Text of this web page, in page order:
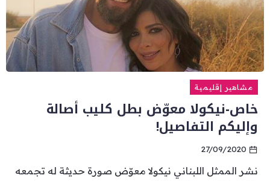
مشاهير إقليمية
خاص-نيكولا معوّض بطل كليب أصالة
وإليكم التفاصيل!
27/09/2020
نشر الممثل اللبناني نيكولا معوّض صورة حديثة له تجمعه